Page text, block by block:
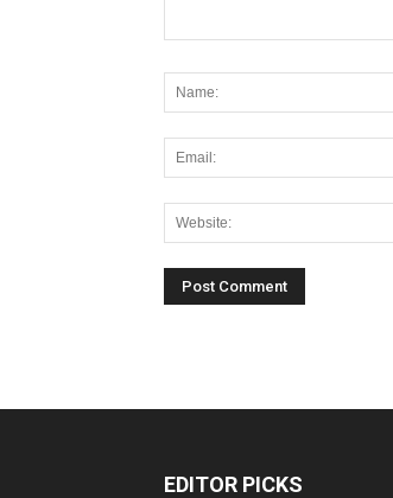
EDITOR PICKS